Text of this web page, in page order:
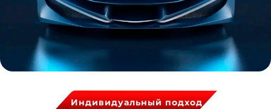
Индивидуальный подход